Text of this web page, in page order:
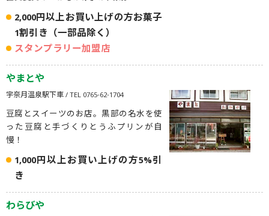
2,000円以上お買い上げの方お菓子
1割引き（一部品除く）
スタンプラリー加盟店
やまとや
宇奈月温泉駅下車 / TEL 0765-62-1704
豆腐とスイーツのお店。黒部の名水を使
った豆腐と手づくりとうふプリンが自
慢！
1,000円以上お買い上げの方5%引
き
わらびや